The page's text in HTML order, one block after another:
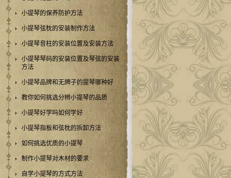
小提琴的保养防护方法
小提琴弦枕的安装制作方法
小提琴音柱的安装位置及安装方法
小提琴琴码的安装位置及琴弦的安装
方法
小提琴品牌和无牌子的提琴哪种好
教你如何挑选分辨小提琴的品质
小提琴好学吗如何学好
小提琴指板和弦枕的拆卸方法
如何挑选优质的小提琴
制作小提琴对木材的要求
自学小提琴的方式方法